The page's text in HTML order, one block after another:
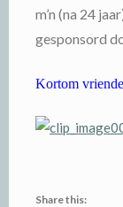
m’n (na 24
gesponsord
Kortom
Share this: